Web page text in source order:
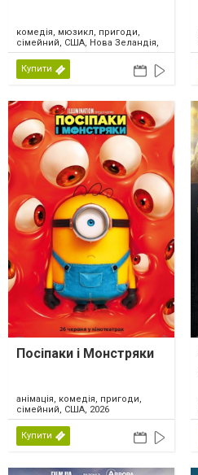
комедія, мюзикл, пригоди,
сімейний, США, Нова Зеландія,
2026
Купити
Посіпаки і Монстряки
анімація, комедія, пригоди,
сімейний, США, 2026
Купити